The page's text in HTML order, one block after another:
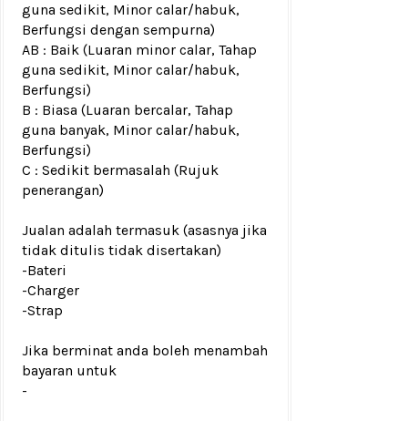
guna sedikit, Minor calar/habuk,
Berfungsi dengan sempurna)
AB : Baik (Luaran minor calar, Tahap
guna sedikit, Minor calar/habuk,
Berfungsi)
B : Biasa (Luaran bercalar, Tahap
guna banyak, Minor calar/habuk,
Berfungsi)
C : Sedikit bermasalah (Rujuk
penerangan)
Jualan adalah termasuk (asasnya jika
tidak ditulis tidak disertakan)
-Bateri
-Charger
-Strap
Jika berminat anda boleh menambah
bayaran untuk
-